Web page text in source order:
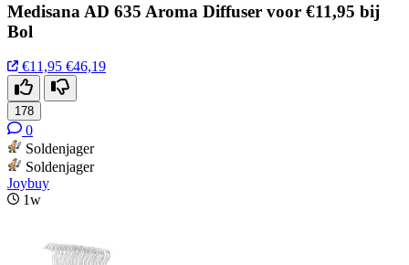
Medisana AD 635 Aroma Diffuser voor €11,95 bij
Bol
€11,95 €46,19
178
0
Soldenjager
Soldenjager
Joybuy
1w